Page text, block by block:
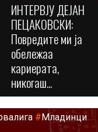
ИНТЕРВЈУ ДЕЈАН
ПЕЦАКОВСКИ:
Повредите ми ја
обележаа
кариерата,
никогаш...
#Младинци